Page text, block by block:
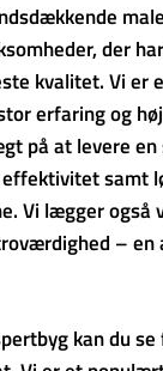
der
kvalitet. Vi er
erfaring og
på at levere en
samt
Vi lægger også
– en
kan du